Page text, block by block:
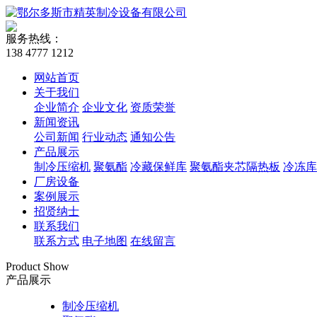
服务热线：
138 4777 1212
网站首页
关于我们
企业简介 企业文化 资质荣誉
新闻资讯
公司新闻 行业动态 通知公告
产品展示
制冷压缩机 聚氨酯 冷藏保鲜库 聚氨酯夹芯隔热板 冷冻库
厂房设备
案例展示
招贤纳士
联系我们
联系方式 电子地图 在线留言
Product Show
产品展示
制冷压缩机